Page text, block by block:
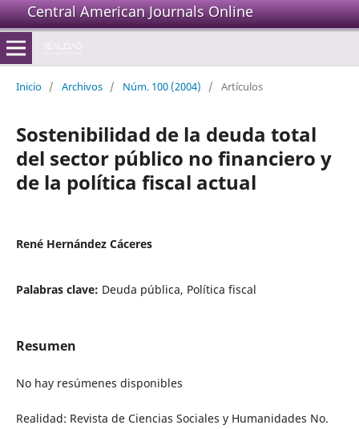
Central American Journals Online
Inicio / Archivos / Núm. 100 (2004) / Artículos
Sostenibilidad de la deuda total
del sector público no financiero y
de la política fiscal actual
René Hernández Cáceres
Palabras clave: Deuda pública, Política fiscal
Resumen
No hay resúmenes disponibles
Realidad: Revista de Ciencias Sociales y Humanidades No.